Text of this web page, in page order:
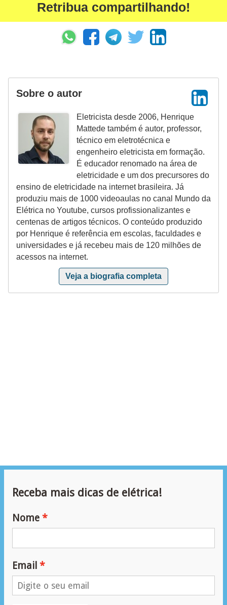
Retribua compartilhando!
Sobre o autor
Eletricista desde 2006, Henrique
Mattede também é autor, professor,
técnico em eletrotécnica e
engenheiro eletricista em formação.
É educador renomado na área de
eletricidade e um dos precursores do
ensino de eletricidade na internet brasileira. Já
produziu mais de 1000 videoaulas no canal Mundo da
Elétrica no Youtube, cursos profissionalizantes e
centenas de artigos técnicos. O conteúdo produzido
por Henrique é referência em escolas, faculdades e
universidades e já recebeu mais de 120 milhões de
acessos na internet.
Veja a biografia completa
Receba mais dicas de elétrica!
Nome
Email
ã
j
e
s
e
s
q
u
e
e
r
a
n
ç
a
e